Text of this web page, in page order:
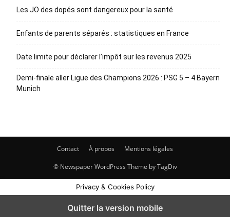
Les JO des dopés sont dangereux pour la santé
Enfants de parents séparés : statistiques en France
Date limite pour déclarer l’impôt sur les revenus 2025
Demi-finale aller Ligue des Champions 2026 : PSG 5 – 4 Bayern
Munich
Contact À propos Mentions légales
© Newspaper WordPress Theme by TagDiv
Privacy & Cookies Policy
Quitter la version mobile